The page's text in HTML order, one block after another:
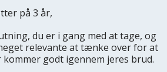
på 3 år,
du er i gang med at tage, og
relevante at tænke over for at
godt igennem jeres brud.